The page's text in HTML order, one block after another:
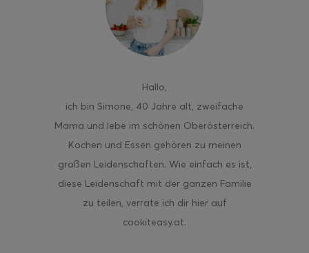
Hallo,
ich bin Simone, 40 Jahre alt, zweifache
Mama und lebe im schönen Oberösterreich.
Kochen und Essen gehören zu meinen
großen Leidenschaften. Wie einfach es ist,
diese Leidenschaft mit der ganzen Familie
zu teilen, verrate ich dir hier auf
cookiteasy.at.